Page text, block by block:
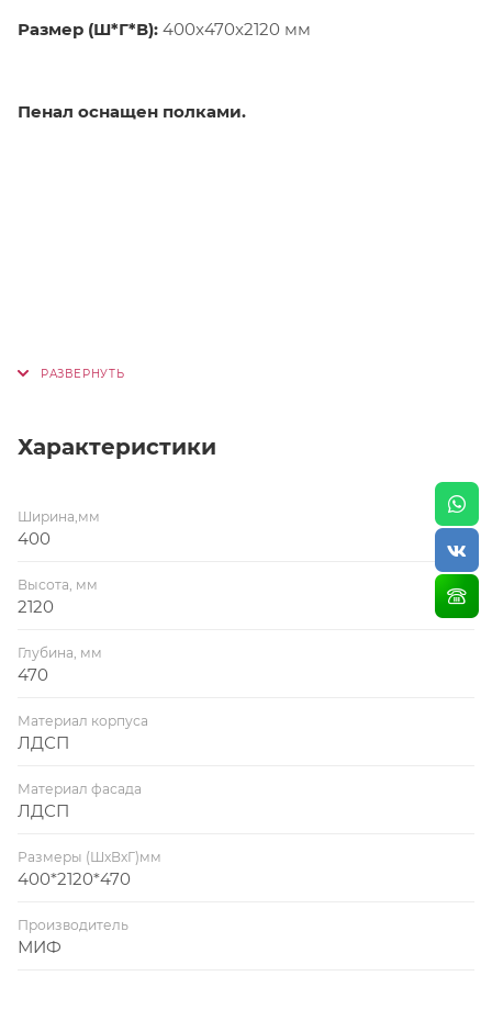
Размер (Ш*Г*В): 400x470x2120 мм
Пенал оснащен полками.
Характеристики
Ширина,мм
400
Высота, мм
2120
Глубина, мм
470
Материал корпуса
ЛДСП
Материал фасада
ЛДСП
Размеры (ШхВхГ)мм
400*2120*470
Производитель
МИФ